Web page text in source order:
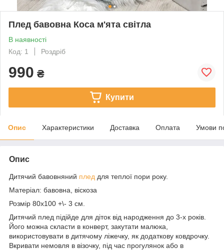
Плед бавовна Коса м'ята світла
В наявності
Код: 1
Роздріб
990 ₴
Купити
Опис Характеристики Доставка Оплата Умови
Опис
Дитячий бавовняний плед для теплої пори року.
Матеріал: бавовна, віскоза
Розмір 80х100 +\- 3 см.
Дитячий плед підійде для діток від народження до 3-х років.
Його можна скласти в конверт, закутати малюка,
використовувати в дитячому ліжечку, як додаткову ковдрочку.
Вкривати немовля в візочку, під час прогулянок або в